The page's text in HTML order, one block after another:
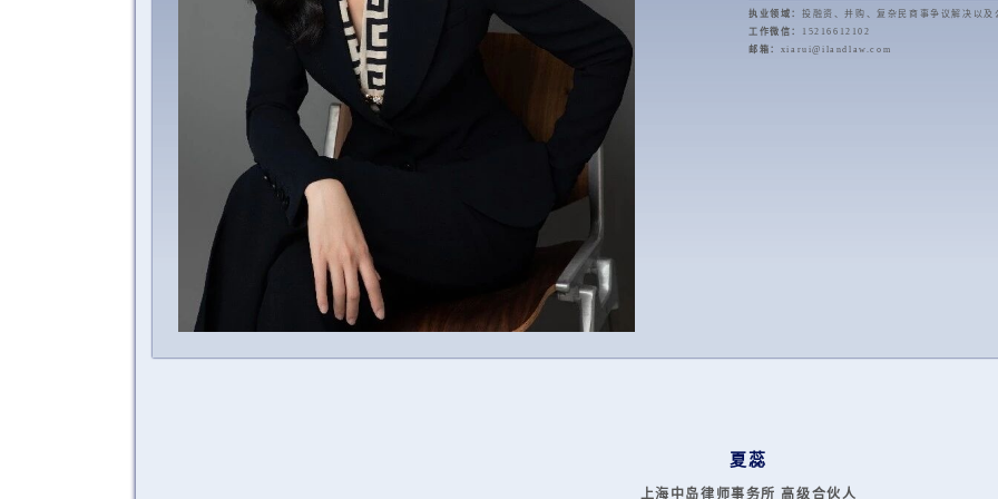
执业领域： 投融资、并购、复杂民商事争议解决以及
工作微信：
15216612102
邮箱： xiarui@ilandlaw.com
夏蕊
上海中岛律师事务所 高级合伙人